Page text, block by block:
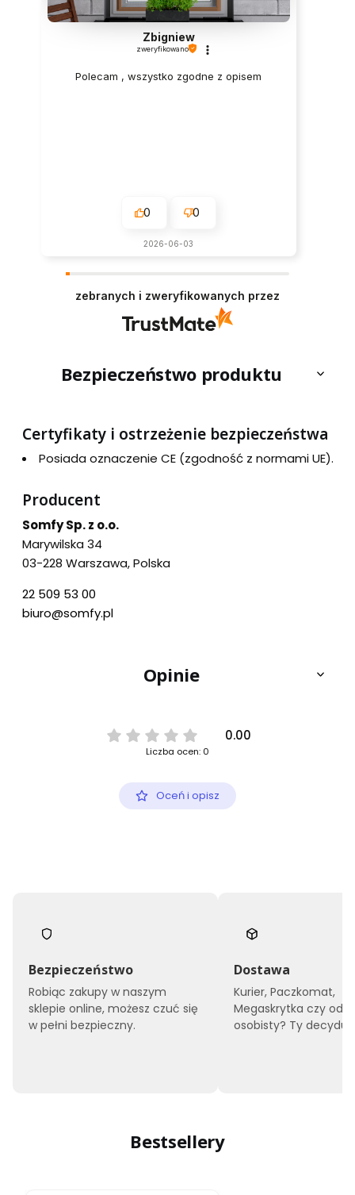
Zbigniew
zweryfikowano
Polecam , wszystko zgodne z opisem
0 0
2026-06-03
zebranych i zweryfikowanych przez
Bezpieczeństwo produktu
Certyfikaty i ostrzeżenie bezpieczeństwa
Posiada oznaczenie CE (zgodność z normami UE).
Producent
Somfy Sp. z o.o.
Marywilska 34
03-228 Warszawa, Polska
22 509 53 00
biuro@somfy.pl
Opinie
0.00
Liczba ocen: 0
Oceń i opisz
Bezpieczeństwo
Robiąc zakupy w naszym
sklepie online, możesz czuć się
w pełni bezpieczny.
Dostawa
Kurier, Paczkomat,
Megaskrytka czy
osobisty? Ty
Bestsellery